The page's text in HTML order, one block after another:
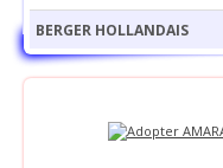
BERGER HOLLANDAIS